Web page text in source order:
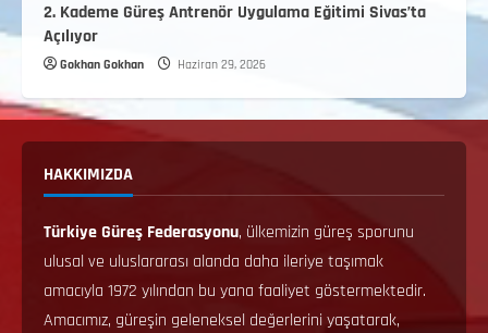
2. Kademe Güreş Antrenör Uygulama Eğitimi Sivas’ta
Açılıyor
Gokhan Gokhan Haziran 29, 2026
HAKKIMIZDA
Türkiye Güreş Federasyonu, ülkemizin güreş sporunu
ulusal ve uluslararası alanda daha ileriye taşımak
amacıyla 1972 yılından bu yana faaliyet göstermektedir.
Amacımız, güreşin geleneksel değerlerini yaşatarak,